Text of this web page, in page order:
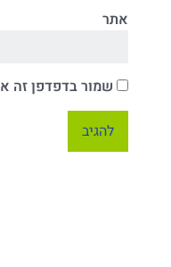
אתר
שמור בדפדפן זה